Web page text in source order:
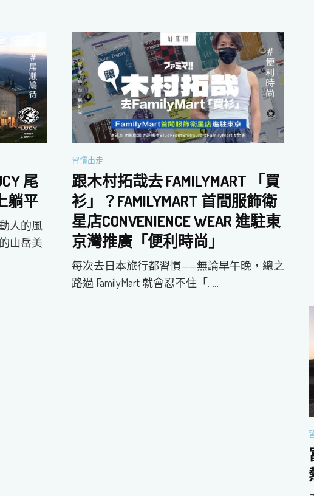
尾
躺平
人的風
山岳美
習慣出走
跟木村拓哉去 FAMILYMART 「買
衫」？FAMILYMART 首間服飾衛
星店CONVENIENCE WEAR 進駐東
京灣推廣「便利時尚」
每次去日本旅行都習慣——無論早午晚，總之
路過 FamilyMart 就會忍不住「……